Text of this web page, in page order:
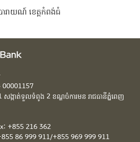
ារាយណ៍ ខេត្តកំពង់ធំ
00001157
សង្កាត់ទួលទំពូង 2 ខណ្ឌចំការមន រាជធានីភ្នំពេញ
+855 216 362
86 999 911/+855 969 999 911